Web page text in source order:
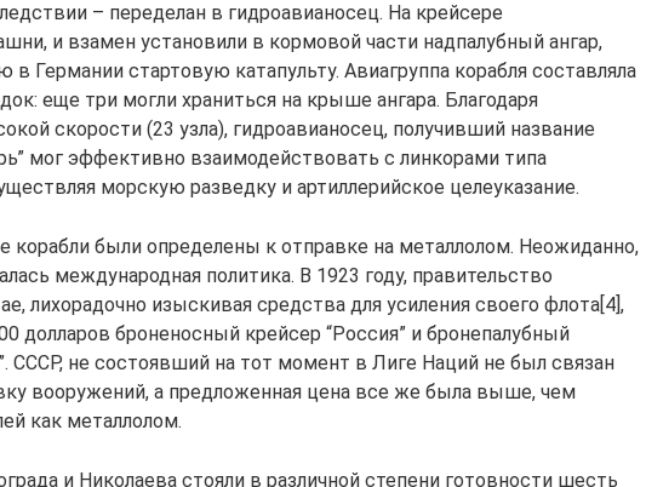
– переделан в гидроавианосец. На крейсере
и взамен установили в кормовой части надпалубный ангар,
в Германии стартовую катапульту. Авиагруппа корабля составляла
еще три могли храниться на крыше ангара. Благодаря
скорости (23 узла), гидроавианосец, получивший название
мог эффективно взаимодействовать с линкорами типа
морскую разведку и артиллерийское целеуказание.
корабли были определены к отправке на металлолом. Неожиданно,
международная политика. В 1923 году, правительство
лихорадочно изыскивая средства для усиления своего флота[4],
долларов броненосный крейсер “Россия” и бронепалубный
СССР, не состоявший на тот момент в Лиге Наций не был связан
вооружений, а предложенная цена все же была выше, чем
как металлолом.
и Николаева стояли в различной степени готовности шесть